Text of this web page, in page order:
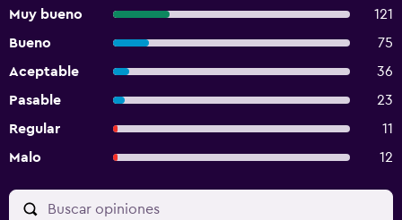
Muy bueno
121
Bueno
75
Aceptable
36
Pasable
23
Regular
11
Malo
12